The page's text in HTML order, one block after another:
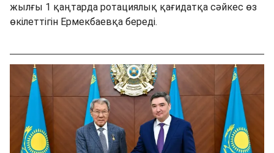
жылғы 1 қаңтарда ротациялық қағидатқа сәйкес өз
өкілеттігін Ермекбаевқа береді.